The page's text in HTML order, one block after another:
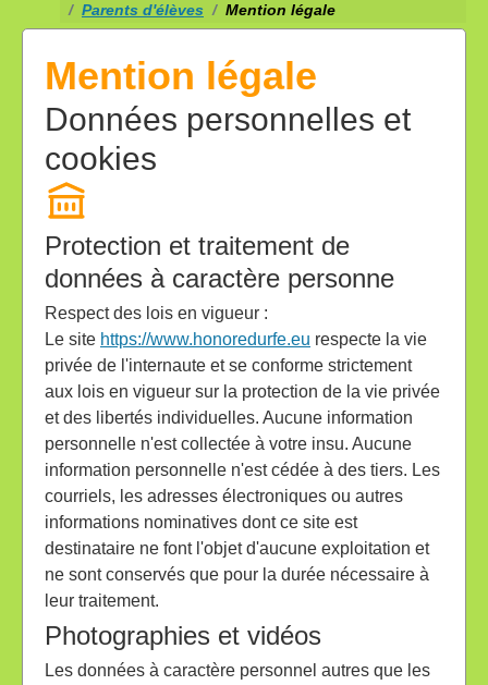
Parents d'élèves
Mention légale
Mention légale
Données personnelles et
cookies
Protection et traitement de
données à caractère personne
Respect des lois en vigueur :
Le site https://www.honoredurfe.eu respecte la vie
privée de l'internaute et se conforme strictement
aux lois en vigueur sur la protection de la vie privée
et des libertés individuelles. Aucune information
personnelle n'est collectée à votre insu. Aucune
information personnelle n'est cédée à des tiers. Les
courriels, les adresses électroniques ou autres
informations nominatives dont ce site est
destinataire ne font l'objet d'aucune exploitation et
ne sont conservés que pour la durée nécessaire à
leur traitement.
Photographies et vidéos
Les données à caractère personnel autres que les